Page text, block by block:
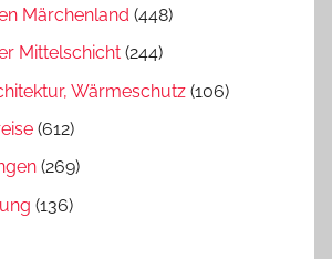
Märchenland (448)
Mittelschicht (244)
Wärmeschutz (106)
(612)
(269)
(136)